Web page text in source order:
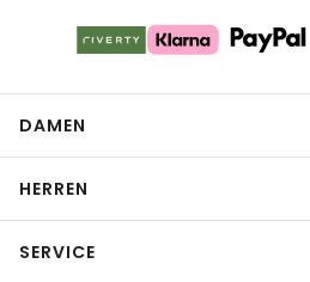
DAMEN
HERREN
SERVICE